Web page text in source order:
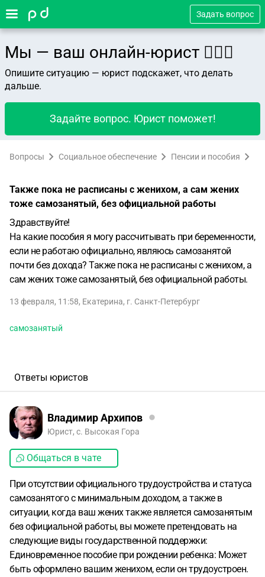
Задать вопрос
Мы — ваш онлайн-юрист 👨🏻‍⚖️
Опишите ситуацию — юрист подскажет, что делать
дальше.
Задайте вопрос. Юрист поможет!
Вопросы Социальное обеспечение Пенсии и пособия
Также пока не расписаны с женихом, а сам жених
тоже самозанятый, без официальной работы
Здравствуйте!
На какие пособия я могу рассчитывать при беременности,
если не работаю официально, являюсь самозанятой
почти без дохода? Также пока не расписаны с женихом, а
сам жених тоже самозанятый, без официальной работы.
13 февраля, 11:58, Екатерина, г. Санкт-Петербург
самозанятый
Ответы юристов
Владимир Архипов
Юрист, с. Высокая Гора
Общаться в чате
При отсутствии официального трудоустройства и статуса
самозанятого с минимальным доходом, а также в
ситуации, когда ваш жених также является самозанятым
без официальной работы, вы можете претендовать на
следующие виды государственной поддержки:
Единовременное пособие при рождении ребенка: Может
быть оформлено вашим женихом, если он трудоустроен.